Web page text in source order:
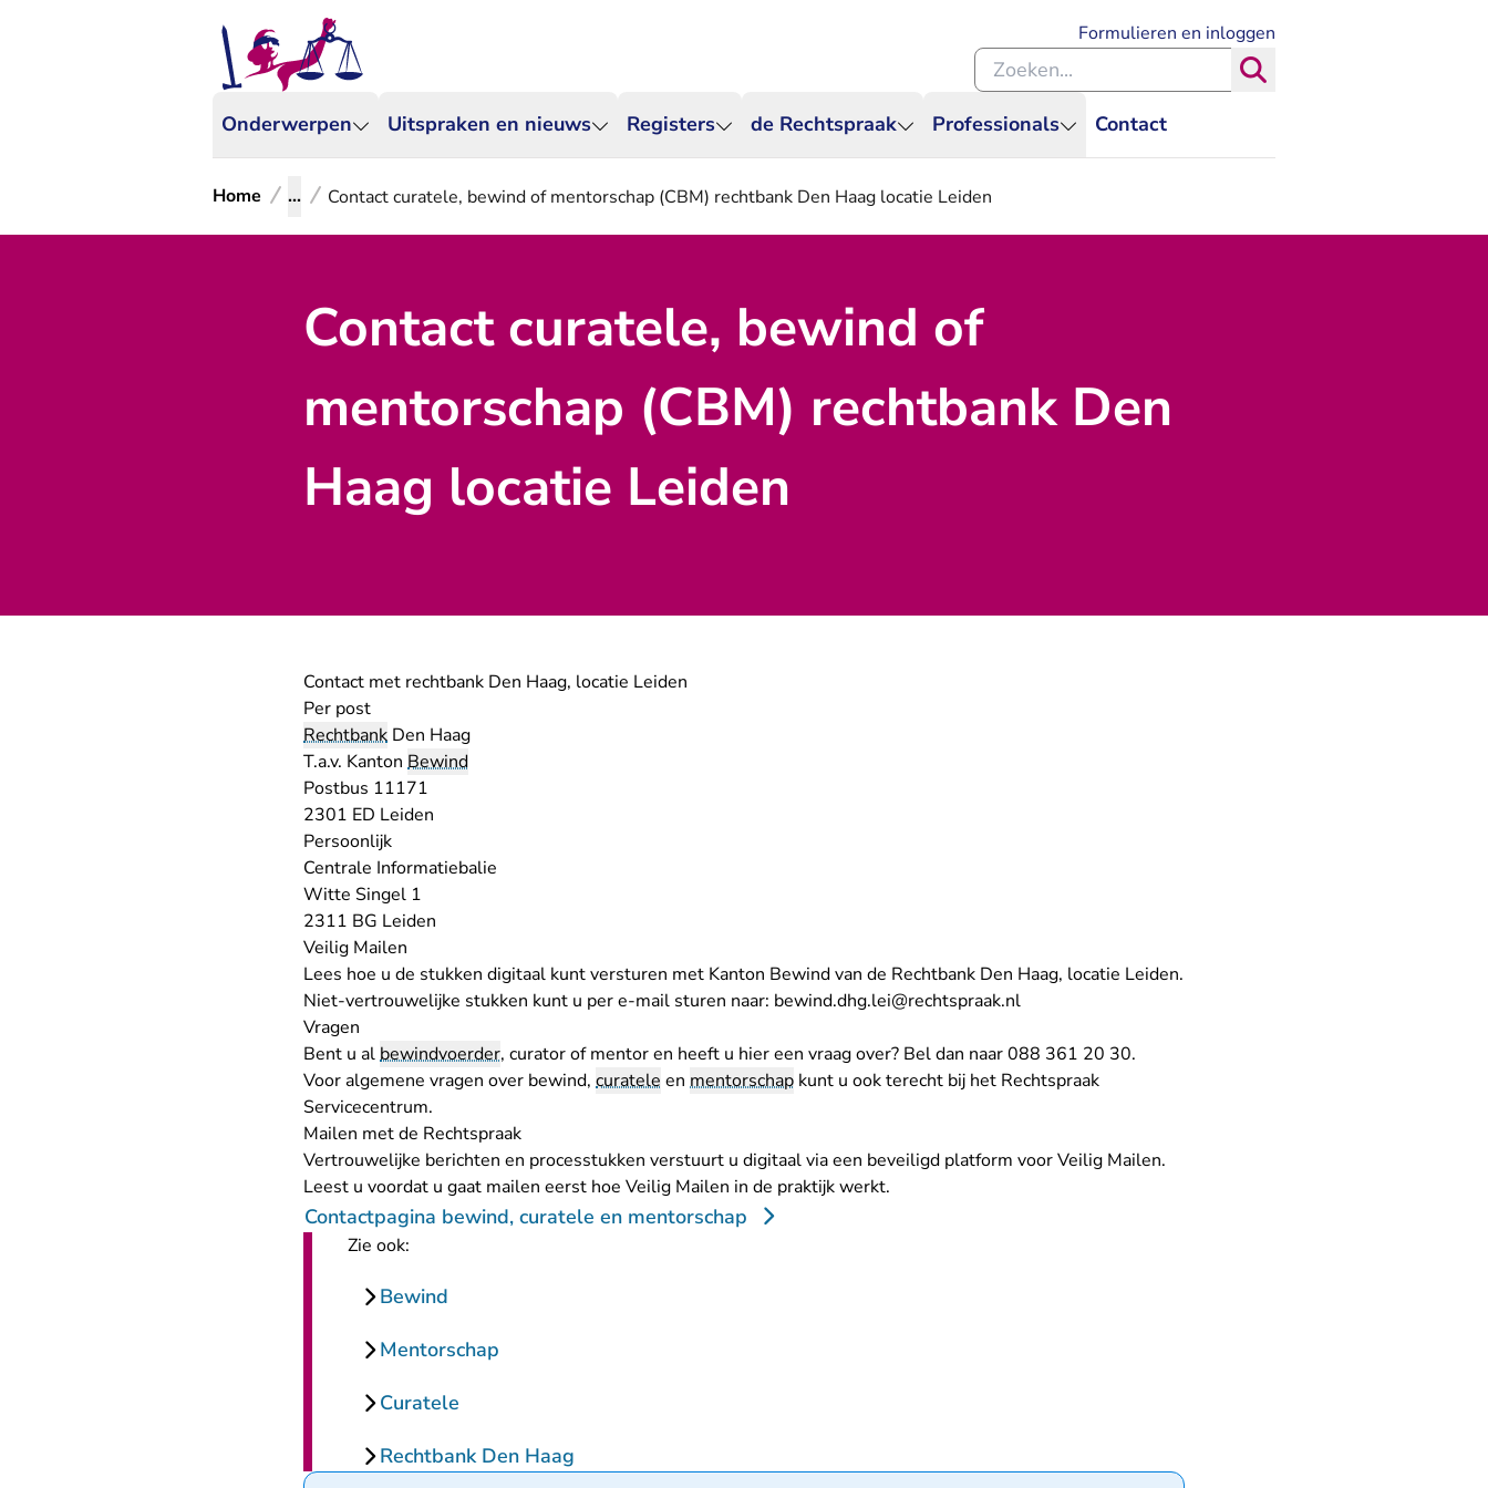
Onderwerpen Uitspraken en nieuws Registers de Rechtspraak Professionals Contact
Formulieren en inloggen
Zoeken binnen de Rechtspraak
Home ... Contact curatele, bewind of mentorschap (CBM) rechtbank Den Haag locatie Leiden
Contact curatele, bewind of
mentorschap (CBM) rechtbank Den
Haag locatie Leiden
Contact met rechtbank Den Haag, locatie Leiden
Per post
Rechtbank Den Haag
T.a.v. Kanton Bewind
Postbus 11171
2301 ED Leiden
Persoonlijk
Centrale Informatiebalie
Witte Singel 1
2311 BG Leiden
Veilig Mailen
Lees hoe u de stukken digitaal kunt versturen met Kanton Bewind van de Rechtbank Den Haag, locatie Leiden.
Niet-vertrouwelijke stukken kunt u per e-mail sturen naar: bewind.dhg.lei@rechtspraak.nl- U verlaat Rechtspraak.nl
Vragen
Bent u albewindvoerder, curator of mentor en heeft u hier een vraag over? Bel dan naar 088 361 20 30.
Voor algemene vragen over bewind, curatele en mentorschap kunt u ook terecht bij het Rechtspraak
Servicecentrum.
Mailen met de Rechtspraak
Vertrouwelijke berichten en processtukken verstuurt u digitaal via een beveiligd platform voor Veilig Mailen.
Leest u voordat u gaat mailen eerst hoe Veilig Mailen in de praktijk werkt.
Contactpagina bewind, curatele en mentorschap
Zie ook:
Bewind
Mentorschap
Curatele
Rechtbank Den Haag